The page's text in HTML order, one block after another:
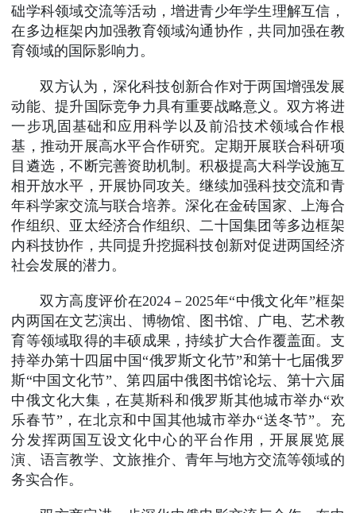
础学科领域交流等活动，增进青少年学生理解互信，
在多边框架内加强教育领域沟通协作，共同加强在教
育领域的国际影响力。
双方认为，深化科技创新合作对于两国增强发展
动能、提升国际竞争力具有重要战略意义。双方将进
一步巩固基础和应用科学以及前沿技术领域合作根
基，推动开展高水平合作研究。定期开展联合科研项
目遴选，不断完善资助机制。积极提高大科学设施互
相开放水平，开展协同攻关。继续加强科技交流和青
年科学家交流与联合培养。深化在金砖国家、上海合
作组织、亚太经济合作组织、二十国集团等多边框架
内科技协作，共同提升挖掘科技创新对促进两国经济
社会发展的潜力。
双方高度评价在2024－2025年“中俄文化年”框架
内两国在文艺演出、博物馆、图书馆、广电、艺术教
育等领域取得的丰硕成果，持续扩大合作覆盖面。支
持举办第十四届中国“俄罗斯文化节”和第十七届俄罗
斯“中国文化节”、第四届中俄图书馆论坛、第十六届
中俄文化大集，在莫斯科和俄罗斯其他城市举办“欢
乐春节”，在北京和中国其他城市举办“送冬节”。充
分发挥两国互设文化中心的平台作用，开展展览展
演、语言教学、文旅推介、青年与地方交流等领域的
务实合作。